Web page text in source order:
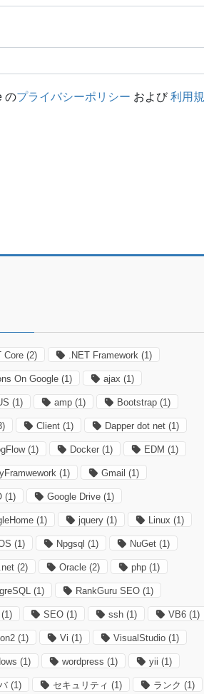
のプライバシーポリシー および利用規
Core (2) .NET Framework (1)
On Google (1) ajax (1)
(1) amp (1) Bootstrap (1)
Client (1) Dapper dot net (1)
(1) Docker (1) EDM (1)
(1) Gmail (1)
(1) Google Drive (1)
(1) jquery (1) Linux (1)
(1) Npgsql (1) NuGet (1)
(2) Oracle (2) php (1)
(1) RankGuru SEO (1)
(1) SEO (1) ssh (1) VB6 (1)
(1) Vi (1) VisualStudio (1)
(1) wordpress (1) yii (1)
(1) セキュリティ (1) ランク (1)